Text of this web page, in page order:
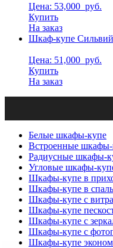
Цена: 53,000 руб.
Купить
На заказ
Шкаф-купе Сильвий
Цена: 51,000 руб.
Купить
На заказ
Белые шкафы-купе
Встроенные шкафы-
Радиусные шкафы-
Угловые шкафы-
Шкафы-купе в
Шкафы-купе в
Шкафы-купе с
Шкафы-купе
Шкафы-купе с
Шкафы-купе с
Шкафы-купе